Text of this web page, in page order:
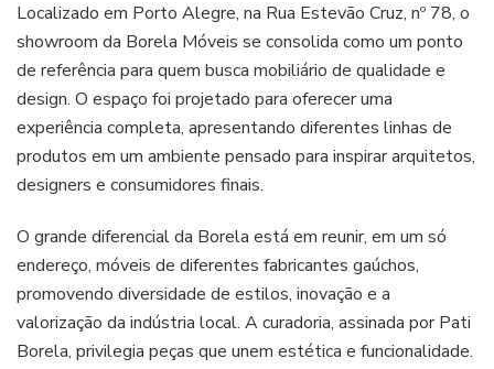
Localizado em Porto Alegre, na Rua Estevão Cruz, nº 78, o
showroom da Borela Móveis se consolida como um ponto
de referência para quem busca mobiliário de qualidade e
design. O espaço foi projetado para oferecer uma
experiência completa, apresentando diferentes linhas de
produtos em um ambiente pensado para inspirar arquitetos,
designers e consumidores finais.
O grande diferencial da Borela está em reunir, em um só
endereço, móveis de diferentes fabricantes gaúchos,
promovendo diversidade de estilos, inovação e a
valorização da indústria local. A curadoria, assinada por Pati
Borela, privilegia peças que unem estética e funcionalidade.